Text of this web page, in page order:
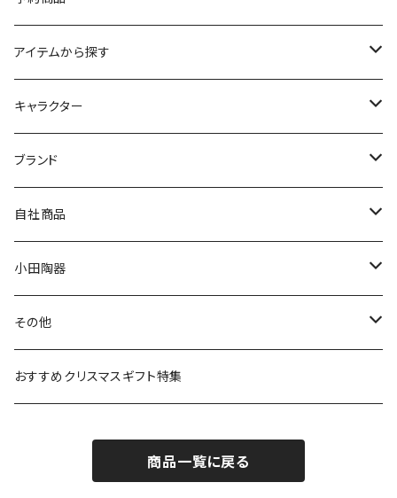
アイテムから探す
九谷焼
マグ＆カップ
プレート
ボウル
ガラスウェア
カトラリー
キャラクター
ムーミン
80th記念アイテム
リトルミイの日記念アイテム
MOOMIN ANIMATION
スヌーピー
ピーターラビット
ポケットモンスター
mofusand（モフサンド）
ブランド
LA AMYS(エミーズ)
LISA LARSON(リサラーソン)
LAURA ASHLEY(ローラ アシュレイ)
Finlayson(フィンレイソン)
自社商品
ねこ企画
Cecera(セセラ)
CELEC(セレック)
小田陶器
さざなみ
吉祥
メイメイウェア
その他
リサイクル食器
おすすめクリスマスギフト特集
商品一覧に戻る